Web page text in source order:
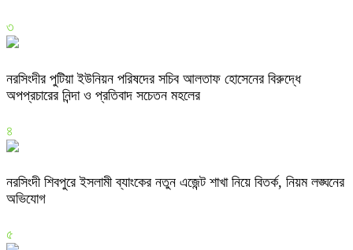
৩
নরসিংদীর পুটিয়া ইউনিয়ন পরিষদের সচিব আলতাফ হোসেনের বিরুদ্ধে
অপপ্রচারের নিন্দা ও প্রতিবাদ সচেতন মহলের
৪
নরসিংদী শিবপুরে ইসলামী ব্যাংকের নতুন এজেন্ট শাখা নিয়ে বিতর্ক, নিয়ম লঙ্ঘনের
অভিযোগ
৫